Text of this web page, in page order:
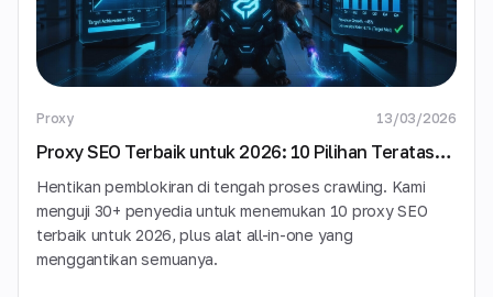
Proxy 13/03/2026
Proxy SEO Terbaik untuk 2026: 10 Pilihan Teratas
untuk Pelacakan Peringkat & Data SERP
Hentikan pemblokiran di tengah proses crawling. Kami
menguji 30+ penyedia untuk menemukan 10 proxy SEO
terbaik untuk 2026, plus alat all-in-one yang
menggantikan semuanya.